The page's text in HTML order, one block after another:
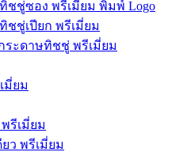
ชชู่ซอง พรีเมี่ยม พิมพ์ Logo
ชชู่เปียก พรีเมี่ยม
ระดาษทิชชู่ พรีเมี่ยม
มี่ยม
รีเมี่ยม
ว พรีเมี่ยม